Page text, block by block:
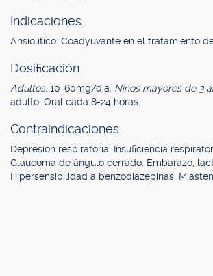
Indicaciones.
Ansiolítico. Coadyuvante en el tratamiento
Dosificación.
Adultos, 10-60mg/día. Niños mayores de 3
adulto. Oral cada 8-24 horas.
Contraindicaciones.
Depresión respiratoria. Insuficiencia
Glaucoma de ángulo cerrado. Embarazo,
Hipersensibilidad a benzodiazepinas.